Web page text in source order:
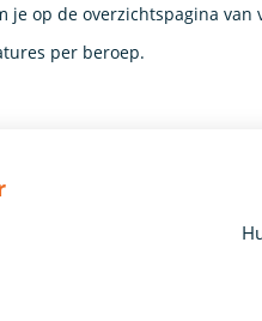
je op de overzichtspagina
per beroep.